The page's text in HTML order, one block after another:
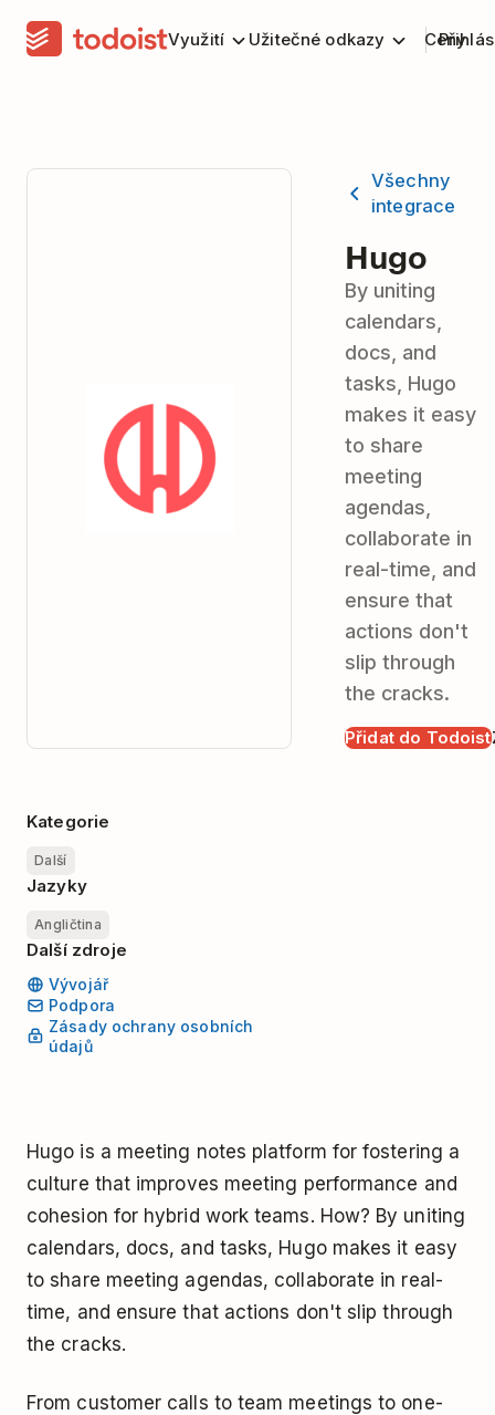
Využití Užitečné odkazy Ceny
Všechny
integrace
Hugo
By uniting
calendars,
docs, and
tasks, Hugo
makes it easy
to share
meeting
agendas,
collaborate in
real-time, and
ensure that
actions don't
slip through
the cracks.
Přidat do Todoist
Kategorie
Další
Jazyky
Angličtina
Další zdroje
Vývojář
Podpora
Zásady ochrany osobních
údajů
Hugo is a meeting notes platform for fostering a
culture that improves meeting performance and
cohesion for hybrid work teams. How? By uniting
calendars, docs, and tasks, Hugo makes it easy
to share meeting agendas, collaborate in real-
time, and ensure that actions don't slip through
the cracks.
From customer calls to team meetings to one-